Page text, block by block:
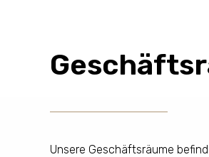
Unsere Geschäftsräume